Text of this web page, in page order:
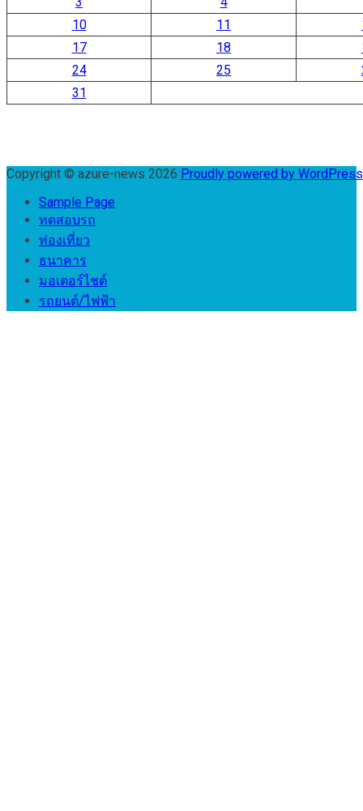
10
11
17
18
24
25
31
Copyright © azure-news 2026 Proudly powered by
Sample Page
ทดสอบรถ
ท่องเที่ยว
ธนาคาร
มอเตอร์ไชต์
รถยนต์/ไฟฟ้า